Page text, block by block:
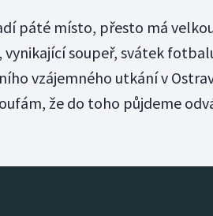
páté místo, přesto má
vynikající soupeř, svátek
vzájemného utkání v
že do toho půjdeme